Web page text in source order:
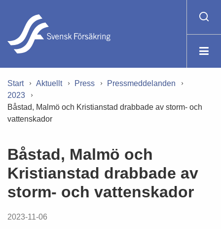
Start Aktuellt Press
Pressmeddelanden
2023
Båstad, Malmö och Kristianstad drabbade av storm- och
vattenskador
Båstad, Malmö och
Kristianstad drabbade av
storm- och vattenskador
2023-11-06